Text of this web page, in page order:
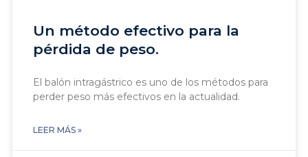
Un método efectivo para la
pérdida de peso.
El balón intragástrico es uno de los métodos para
perder peso más efectivos en la actualidad.
LEER MÁS »